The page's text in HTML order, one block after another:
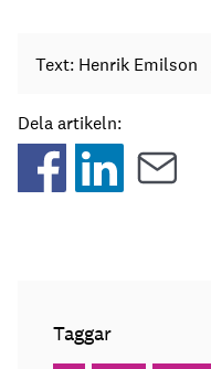
Text: Henrik Emilson
Dela artikeln:
Taggar